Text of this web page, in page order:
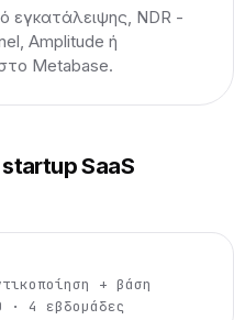
εγκατάλειψης, NDR -
Amplitude ή
Metabase.
SaaS
+ βάση
· 4 εβδομάδες